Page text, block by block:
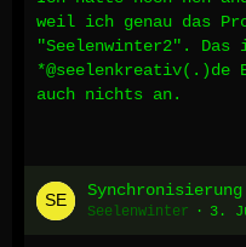
Daher würde es sich
im Profil abzuändern,
weiterhin Nachrichten
möchte. Sollte das
weil ich genau das
"Seelenwinter2".
*@seelenkreativ(.)de
auch nichts an.
Synchronisierung
Seelenwinter 3.